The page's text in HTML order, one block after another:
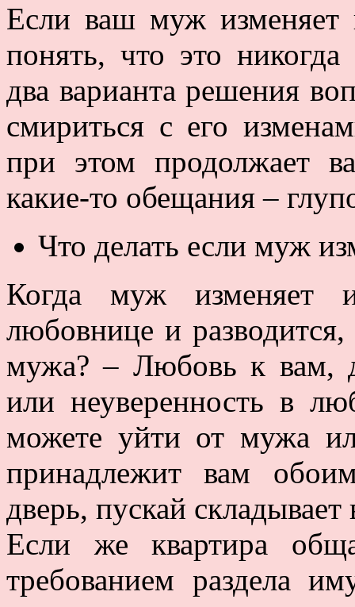
Если ваш муж
понять, что это
два варианта решения
смириться с его
при этом продолжает
какие-то обещания –
Что делать если муж
Когда муж изменяет
любовнице и
мужа? – Любовь к вам,
или неуверенность в
можете уйти от мужа
принадлежит вам
дверь, пускай
Если же квартира
требованием раздела